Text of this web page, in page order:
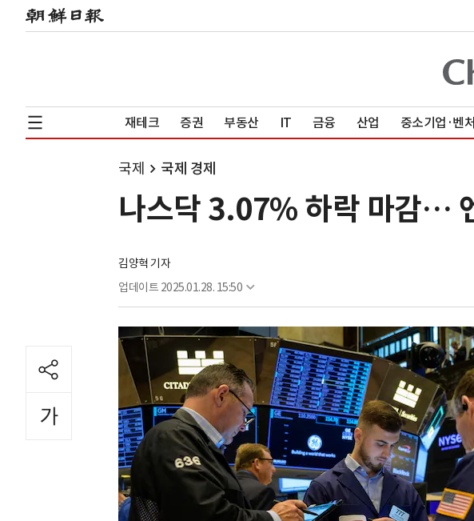
재테크 증권 부동산 IT 금융 산업 중소기업·벤처
국제 국제 경제
나스닥 3.07% 하락 마감…
김양혁 기자
업데이트 2025.01.28. 15:50